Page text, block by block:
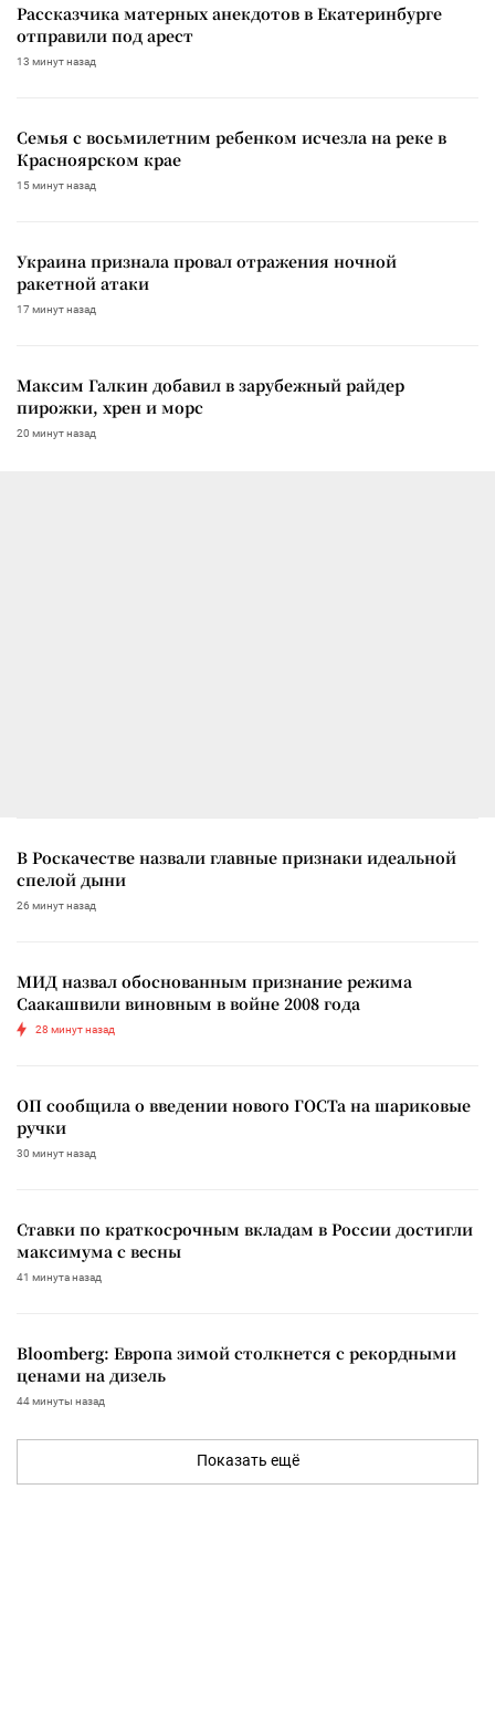
Рассказчика матерных анекдотов в Екатеринбурге
отправили под арест
13 минут назад
Семья с восьмилетним ребенком исчезла на реке в
Красноярском крае
15 минут назад
Украина признала провал отражения ночной
ракетной атаки
17 минут назад
Максим Галкин добавил в зарубежный райдер
пирожки, хрен и морс
20 минут назад
В Роскачестве назвали главные признаки идеальной
спелой дыни
26 минут назад
МИД назвал обоснованным признание режима
Саакашвили виновным в войне 2008 года
28 минут назад
ОП сообщила о введении нового ГОСТа на шариковые
ручки
30 минут назад
Ставки по краткосрочным вкладам в России достигли
максимума с весны
41 минута назад
Bloomberg: Европа зимой столкнется с рекордными
ценами на дизель
44 минуты назад
Показать ещё